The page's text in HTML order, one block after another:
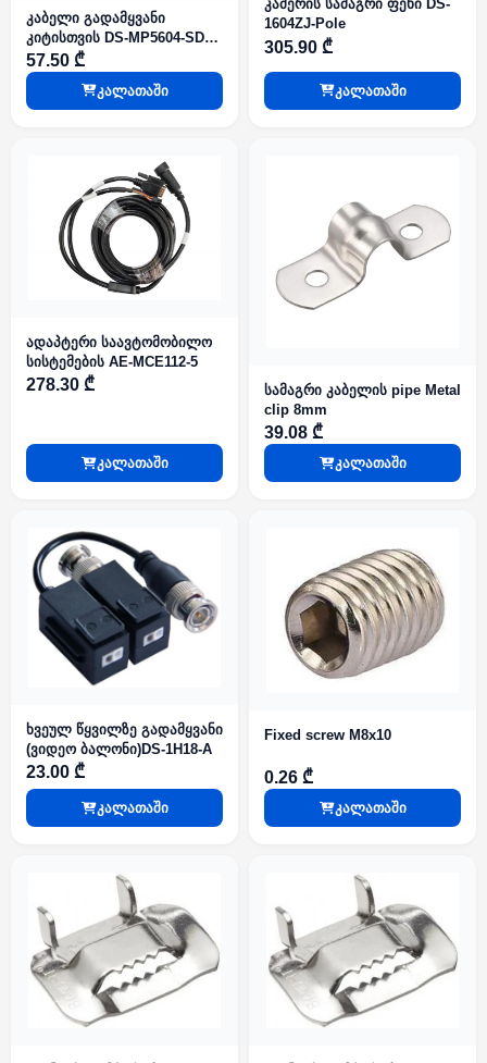
კაბელი გადამყვანი
კიტისთვის DS-MP5604-SD
GLF(Lite) KIT EXT.DEV Cable
საავტომობილო
სისტემებისთვის
57.50 ₾
კალათაში
კამერის სამაგრი ფეხი DS-
1604ZJ-Pole
305.90 ₾
კალათაში
ადაპტერი საავტომობილო
სისტემების AE-MCE112-5
278.30 ₾
კალათაში
სამაგრი კაბელის pipe Metal
clip 8mm
39.08 ₾
კალათაში
ხვეულ წყვილზე გადამყვანი
(ვიდეო ბალონი)DS-1H18-A
23.00 ₾
კალათაში
Fixed screw M8x10
0.26 ₾
კალათაში